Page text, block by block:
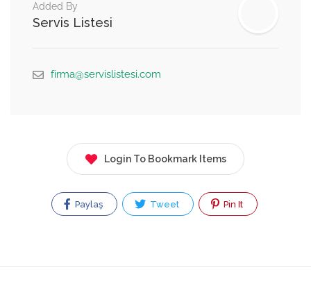
Added By
Servis Listesi
firma@servislistesi.com
Login To Bookmark Items
Paylaş Tweet Pin It